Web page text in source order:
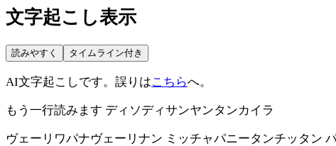
文字起こし表示
読みやすく タイムライン付き
AI文字起こしです。誤りはこちらへ。
もう一行読みます ディソディサンヤンタンカイラ
ヴェーリワパナヴェーリナン ミッチャパニータンチッタン